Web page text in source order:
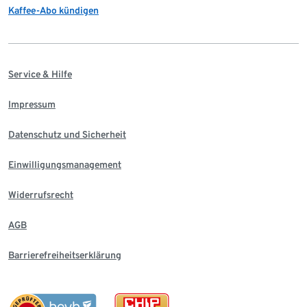
Kaffee-Abo kündigen
Service & Hilfe
Impressum
Datenschutz und Sicherheit
Einwilligungsmanagement
Widerrufsrecht
AGB
Barrierefreiheitserklärung